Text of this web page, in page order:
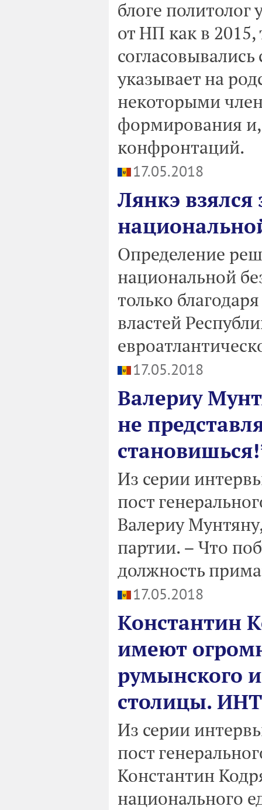
блоге
от НП как в
указывает на
некоторыми
формирования и,
конфронтаций.
17.05.2018
Лянкэ
Определение
национальной
только
властей
17.05.2018
Валериу
не
Из серии
пост
Валериу
партии. – Что
должность
17.05.2018
Константин
имеют
румынского
столицы.
Из серии
пост
Константин
национального